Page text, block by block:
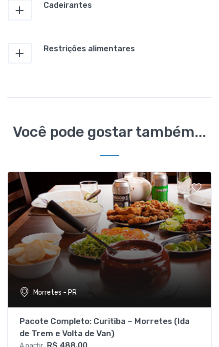
Cadeirantes
Restrições alimentares
Você pode gostar também...
Morretes - PR
Pacote Completo: Curitiba – Morretes (Ida
de Trem e Volta de Van)